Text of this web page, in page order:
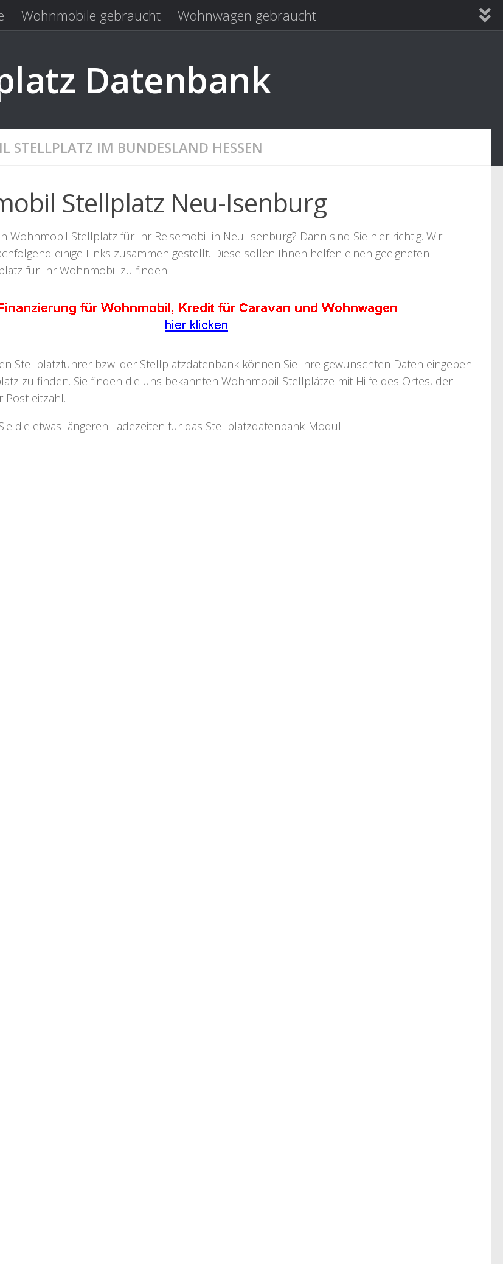
Wohnmobile gebraucht
Wohnwagen gebraucht
Datenbank
STELLPLATZ IM BUNDESLAND HESSEN
Stellplatz Neu-Isenburg
Wohnmobil Stellplatz für Ihr Reisemobil in Neu-Isenburg? Dann sind Sie hier richtig. Wir
einige Links zusammen gestellt. Diese sollen Ihnen helfen einen geeigneten
für Ihr Wohnmobil zu finden.
Stellplatzführer bzw. der Stellplatzdatenbank können Sie Ihre gewünschten Daten eingeben
zu finden. Sie finden die uns bekannten Wohnmobil Stellplätze mit Hilfe des Ortes, der
Postleitzahl.
die etwas längeren Ladezeiten für das Stellplatzdatenbank-Modul.